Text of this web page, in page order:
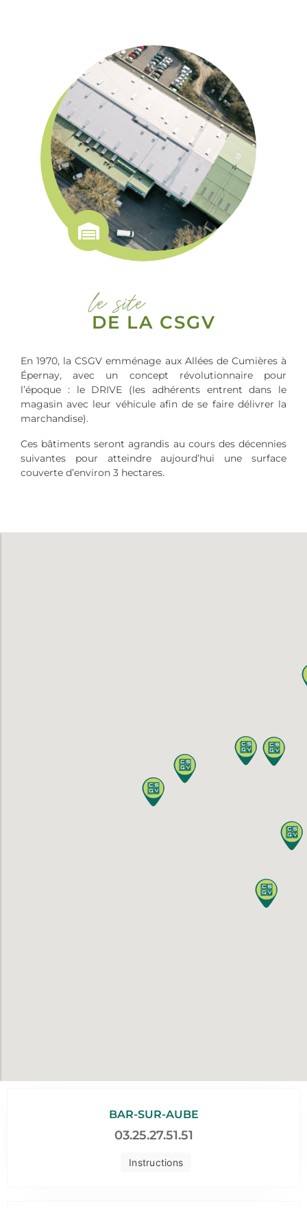
le site
DE LA CSGV
En 1970, la CSGV emménage aux Allées de Cumières à
Épernay, avec un concept révolutionnaire pour
l’époque : le DRIVE (les adhérents entrent dans le
magasin avec leur véhicule afin de se faire délivrer la
marchandise).
Ces bâtiments seront agrandis au cours des décennies
suivantes pour atteindre aujourd’hui une surface
couverte d’environ 3 hectares.
Instructions
BAR-SUR-AUBE
03.25.27.51.51